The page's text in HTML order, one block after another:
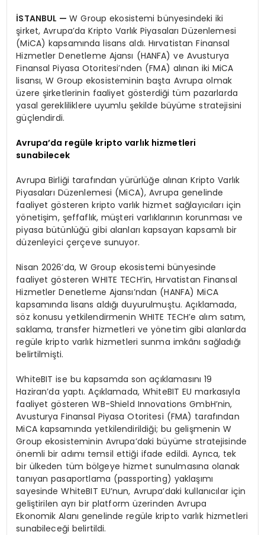
İSTANBUL —W Group ekosistemi bünyesindeki iki
şirket, Avrupa’da Kripto Varlık Piyasaları Düzenlemesi
(MiCA) kapsamında lisans aldı. Hırvatistan Finansal
Hizmetler Denetleme Ajansı (HANFA) ve Avusturya
Finansal Piyasa Otoritesi’nden (FMA) alınan iki MiCA
lisansı, W Group ekosisteminin başta Avrupa olmak
üzere şirketlerinin faaliyet gösterdiği tüm pazarlarda
yasal gerekliliklere uyumlu şekilde büyüme stratejisini
güçlendirdi.
Avrupa’da regüle kripto varlık hizmetleri
sunabilecek
Avrupa Birliği tarafından yürürlüğe alınan Kripto Varlık
Piyasaları Düzenlemesi (MiCA), Avrupa genelinde
faaliyet gösteren kripto varlık hizmet sağlayıcıları için
yönetişim, şeffaflık, müşteri varlıklarının korunması ve
piyasa bütünlüğü gibi alanları kapsayan kapsamlı bir
düzenleyici çerçeve sunuyor.
Nisan 2026’da, W Group ekosistemi bünyesinde
faaliyet gösteren WHITE TECH’in, Hırvatistan Finansal
Hizmetler Denetleme Ajansı’ndan (HANFA) MiCA
kapsamında lisans aldığı duyurulmuştu. Açıklamada,
söz konusu yetkilendirmenin WHITE TECH’e alım satım,
saklama, transfer hizmetleri ve yönetim gibi alanlarda
regüle kripto varlık hizmetleri sunma imkânı sağladığı
belirtilmişti.
WhiteBIT ise bu kapsamda son açıklamasını 19
Haziran’da yaptı. Açıklamada, WhiteBIT EU markasıyla
faaliyet gösteren WB-Shield Innovations GmbH’nin,
Avusturya Finansal Piyasa Otoritesi (FMA) tarafından
MiCA kapsamında yetkilendirildiği; bu gelişmenin W
Group ekosisteminin Avrupa’daki büyüme stratejisinde
önemli bir adımı temsil ettiği ifade edildi. Ayrıca, tek
bir ülkeden tüm bölgeye hizmet sunulmasına olanak
tanıyan pasaportlama (passporting) yaklaşımı
sayesinde WhiteBIT EU’nun, Avrupa’daki kullanıcılar için
geliştirilen ayrı bir platform üzerinden Avrupa
Ekonomik Alanı genelinde regüle kripto varlık hizmetleri
sunabileceği belirtildi.